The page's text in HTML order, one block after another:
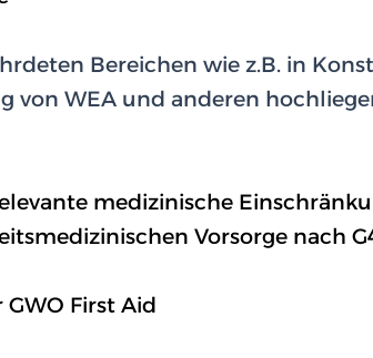
Bereichen wie z.B. in
von WEA und anderen
medizinische
Vorsorge nach
First Aid